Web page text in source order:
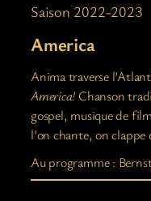
Saison 2022-2023
America
Anima traverse
America! Chanson
gospel, musique de
l’on chante, on clappe
Au programme :